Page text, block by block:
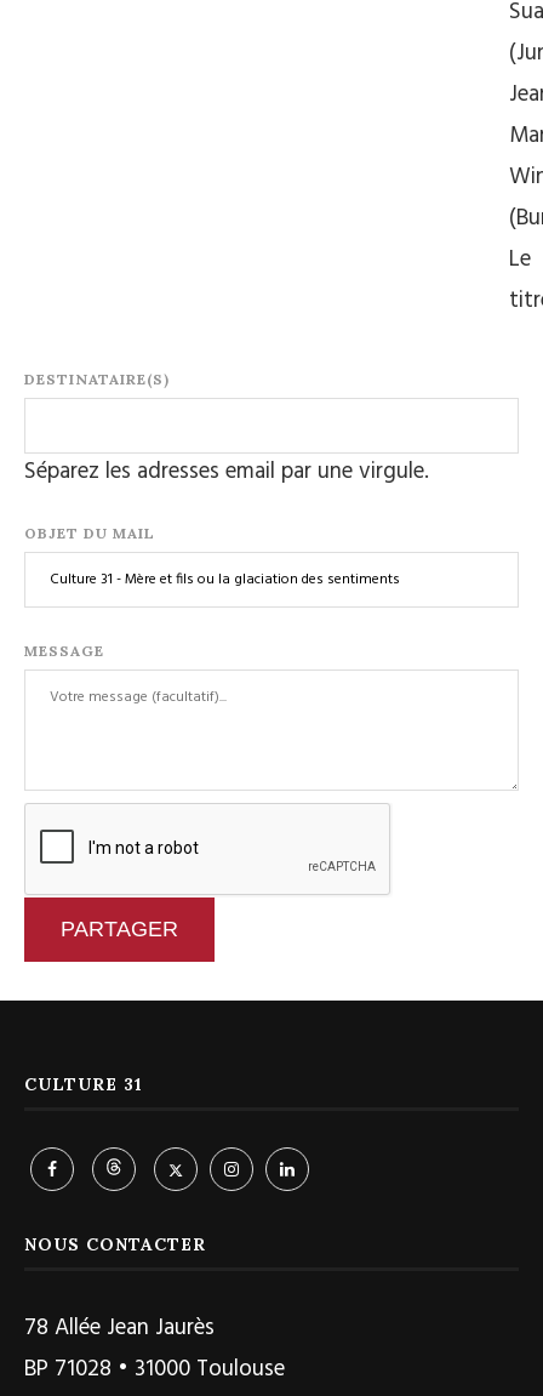
Le
DESTINATAIRE(S)
Séparez les adresses email par une virgule.
OBJET DU MAIL
MESSAGE
PARTAGER
CULTURE 31
NOUS CONTACTER
78 Allée Jean Jaurès
BP 71028 • 31000 Toulouse